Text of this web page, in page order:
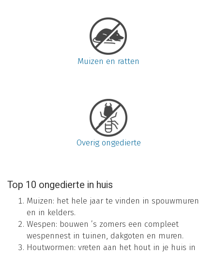
Muizen en ratten
Overig ongedierte
Top 10 ongedierte in huis
Muizen: het hele jaar te vinden in spouwmuren
en in kelders.
Wespen: bouwen ’s zomers een compleet
wespennest in tuinen, dakgoten en muren.
Houtwormen: vreten aan het hout in je huis in